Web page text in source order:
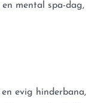
mental spa-dag,
evig hinderbana,